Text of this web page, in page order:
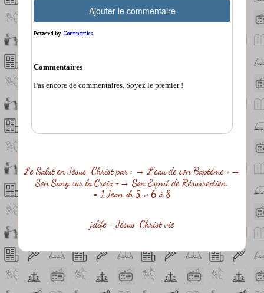
Le Salut en Jésus-Christ par : → L'eau de son Baptême +→
Son Sang sur la Croix +→ Son Esprit de Résurrection.
= 1 Jean ch 5, v 6 à 8
jclife - Jésus-Christ vie